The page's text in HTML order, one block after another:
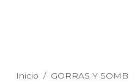
Inicio / GORRAS Y